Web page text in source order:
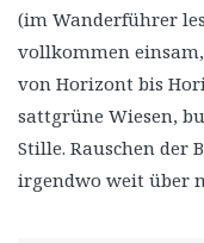
(im Wanderführer
vollkommen
von Horizont bis
sattgrüne Wiesen,
Stille. Rauschen der
irgendwo weit über